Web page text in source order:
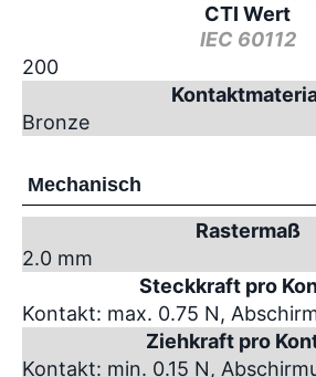
CTI Wert
IEC 60112
200
Bronze
Mechanisch
Rastermaß
2.0 mm
Steckkraft pro
Kontakt: max. 0.75 N,
Ziehkraft pro
Kontakt: min. 0.15 N,